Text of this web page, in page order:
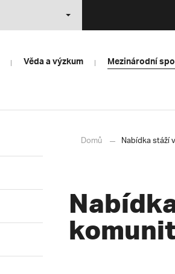
Věda a výzkum Mezinárodní
Domů Nabídka stáží